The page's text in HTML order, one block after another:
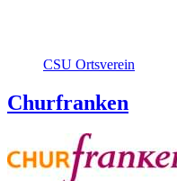
CSU Ortsverein
Churfranken